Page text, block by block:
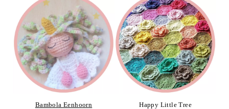
Bambola Eenhoorn Happy Little Tree